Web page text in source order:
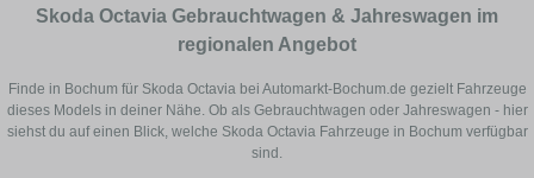
Skoda Octavia Gebrauchtwagen & Jahreswagen im
regionalen Angebot
Finde in Bochum für Skoda Octavia bei Automarkt-Bochum.de gezielt Fahrzeuge
dieses Models in deiner Nähe. Ob als Gebrauchtwagen oder Jahreswagen - hier
siehst du auf einen Blick, welche Skoda Octavia Fahrzeuge in Bochum verfügbar
sind.